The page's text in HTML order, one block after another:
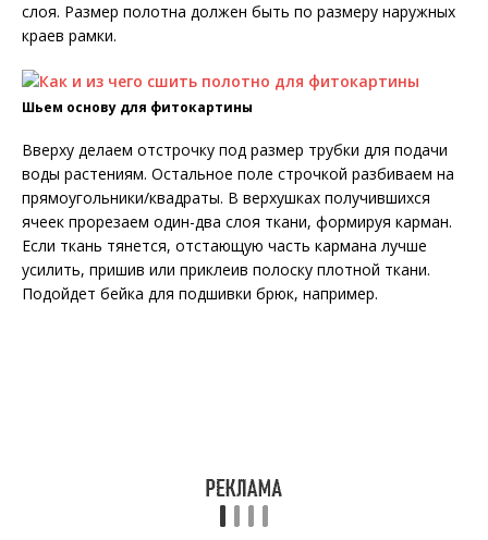
слоя. Размер полотна должен быть по размеру наружных
краев рамки.
Шьем основу для фитокартины
Вверху делаем отстрочку под размер трубки для подачи
воды растениям. Остальное поле строчкой разбиваем на
прямоугольники/квадраты. В верхушках получившихся
ячеек прорезаем один-два слоя ткани, формируя карман.
Если ткань тянется, отстающую часть кармана лучше
усилить, пришив или приклеив полоску плотной ткани.
Подойдет бейка для подшивки брюк, например.